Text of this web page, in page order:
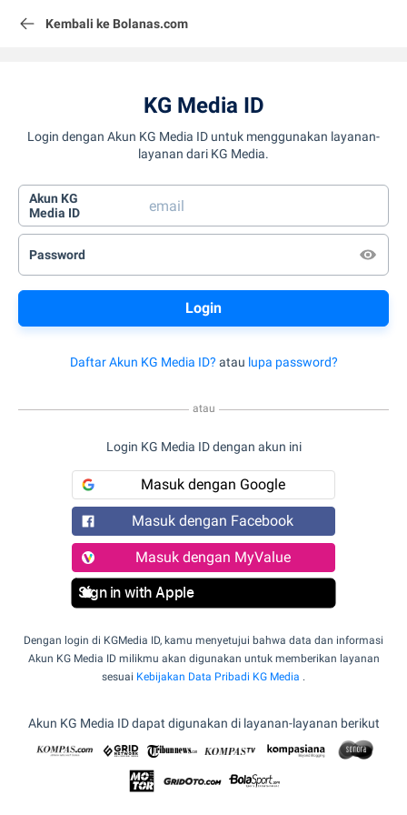
Kembali ke Bolanas.com
KG Media ID
Login dengan Akun KG Media ID untuk menggunakan layanan-
layanan dari KG Media.
Akun KG
Media ID
Password
Daftar Akun KG Media ID? atau lupa password?
atau
Login KG Media ID dengan akun ini
Masuk dengan Google
Masuk dengan Facebook
Masuk dengan MyValue
Sign in with Apple
Dengan login di KGMedia ID, kamu menyetujui bahwa data dan informasi
Akun KG Media ID milikmu akan digunakan untuk memberikan layanan
sesuai Kebijakan Data Pribadi KG Media .
Akun KG Media ID dapat digunakan di layanan-layanan berikut